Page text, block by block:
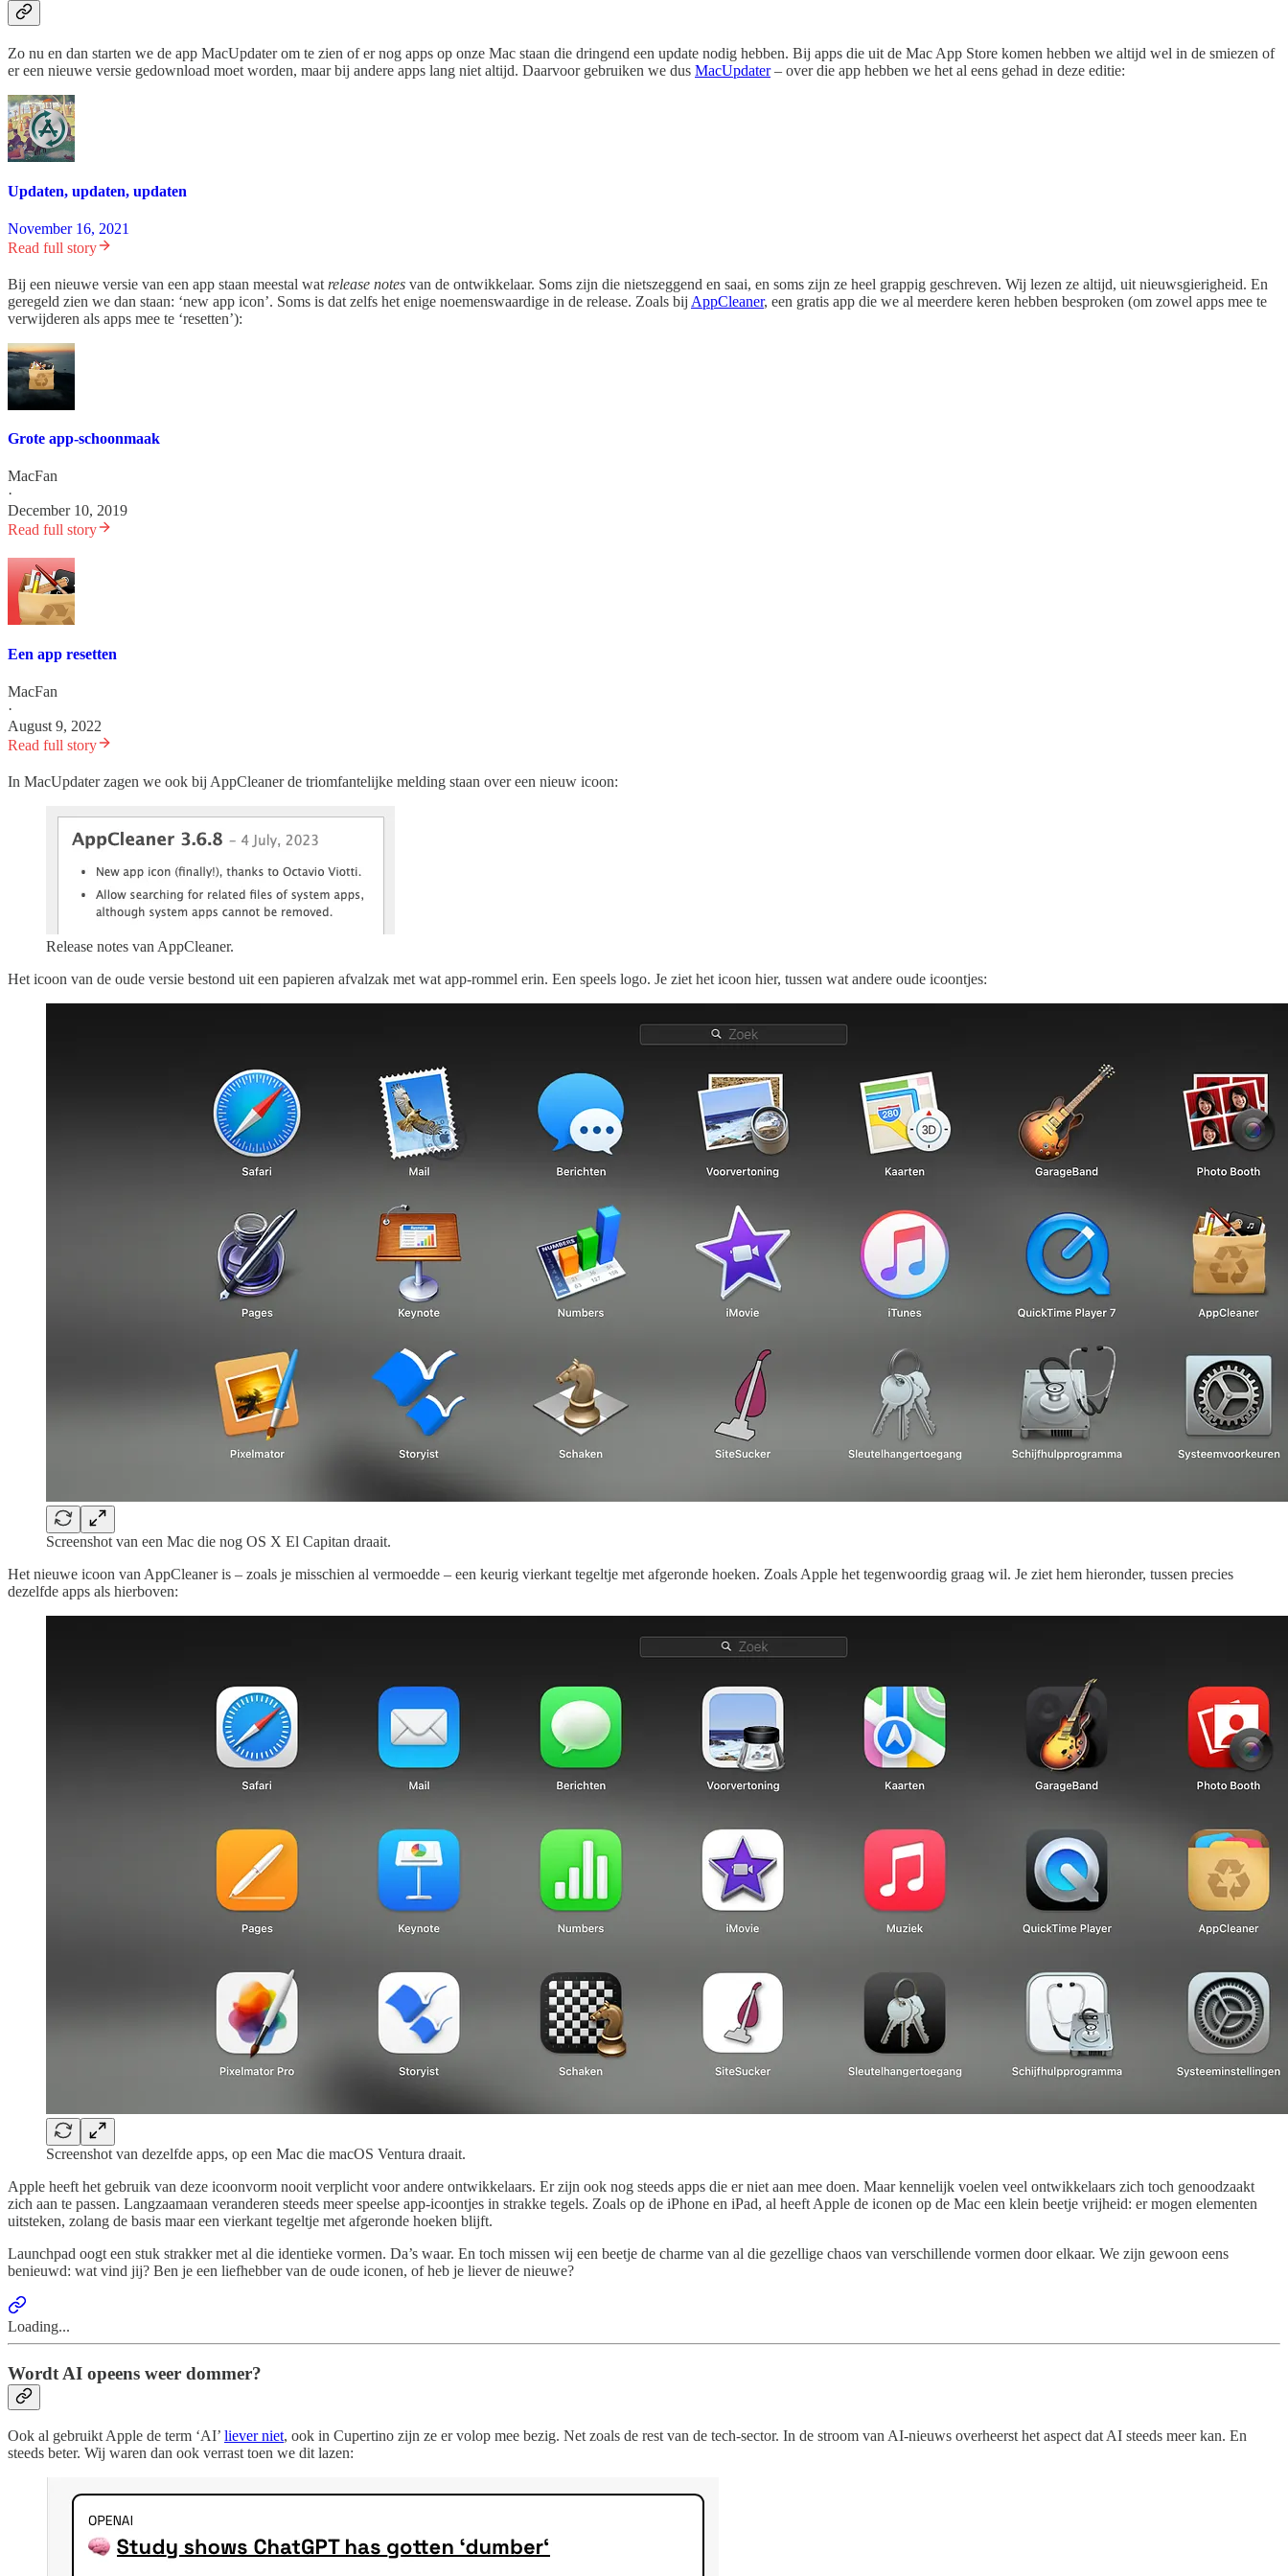
Zo nu en dan starten we de app MacUpdater om te zien of er nog apps op onze Mac staan die dringend een update nodig hebben. Bij apps die uit de Mac App Store komen hebben we altijd wel in de smiezen of
er een nieuwe versie gedownload moet worden, maar bij andere apps lang niet altijd. Daarvoor gebruiken we dus MacUpdater– over die app hebben we het al eens gehad in deze editie:
Updaten, updaten, updaten
November 16, 2021
Read full story
Bij een nieuwe versie van een app staan meestal wat release notes van de ontwikkelaar. Soms zijn die nietszeggend en saai, en soms zijn ze heel grappig geschreven. Wij lezen ze altijd, uit nieuwsgierigheid. En
geregeld zien we dan staan: ‘new app icon’. Soms is dat zelfs het enige noemenswaardige in de release. Zoals bij AppCleaner, een gratis app die we al meerdere keren hebben besproken (om zowel apps mee te
verwijderen als apps mee te ‘resetten’):
Grote app-schoonmaak
MacFan
·
December 10, 2019
Read full story
Een app resetten
MacFan
·
August 9, 2022
Read full story
In MacUpdater zagen we ook bij AppCleaner de triomfantelijke melding staan over een nieuw icoon:
Release notes van AppCleaner.
Het icoon van de oude versie bestond uit een papieren afvalzak met wat app-rommel erin. Een speels logo. Je ziet het icoon hier, tussen wat andere oude icoontjes:
Screenshot van een Mac die nog OS X El Capitan draait.
Het nieuwe icoon van AppCleaner is – zoals je misschien al vermoedde – een keurig vierkant tegeltje met afgeronde hoeken. Zoals Apple het tegenwoordig graag wil. Je ziet hem hieronder, tussen precies
dezelfde apps als hierboven:
Screenshot van dezelfde apps, op een Mac die macOS Ventura draait.
Apple heeft het gebruik van deze icoonvorm nooit verplicht voor andere ontwikkelaars. Er zijn ook nog steeds apps die er niet aan mee doen. Maar kennelijk voelen veel ontwikkelaars zich toch genoodzaakt
zich aan te passen. Langzaamaan veranderen steeds meer speelse app-icoontjes in strakke tegels. Zoals op de iPhone en iPad, al heeft Apple de iconen op de Mac een klein beetje vrijheid: er mogen elementen
uitsteken, zolang de basis maar een vierkant tegeltje met afgeronde hoeken blijft.
Launchpad oogt een stuk strakker met al die identieke vormen. Da’s waar. En toch missen wij een beetje de charme van al die gezellige chaos van verschillende vormen door elkaar. We zijn gewoon eens
benieuwd: wat vind jij? Ben je een liefhebber van de oude iconen, of heb je liever de nieuwe?
Loading...
Wordt AI opeens weer dommer?
Ook al gebruikt Apple de term ‘AI’ liever niet, ook in Cupertino zijn ze er volop mee bezig. Net zoals de rest van de tech-sector. In de stroom van AI-nieuws overheerst het aspect dat AI steeds meer kan. En
steeds beter. Wij waren dan ook verrast toen we dit lazen: